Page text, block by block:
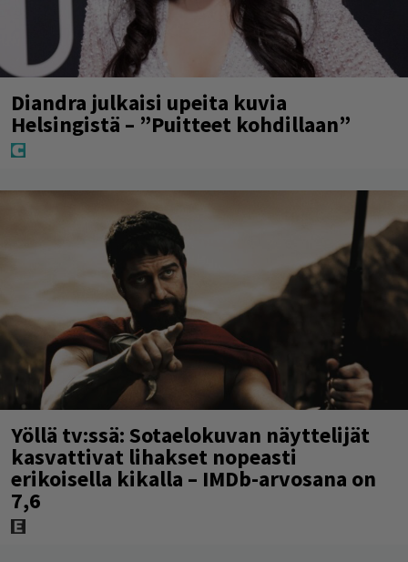
Diandra julkaisi upeita kuvia
Helsingistä – ”Puitteet kohdillaan”
Yöllä tv:ssä: Sotaelokuvan näyttelijät
kasvattivat lihakset nopeasti
erikoisella kikalla – IMDb-arvosana on
7,6